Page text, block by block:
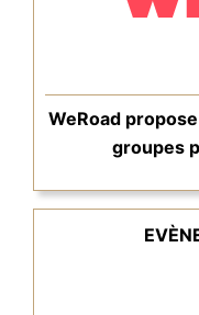
WeRoad
groupes